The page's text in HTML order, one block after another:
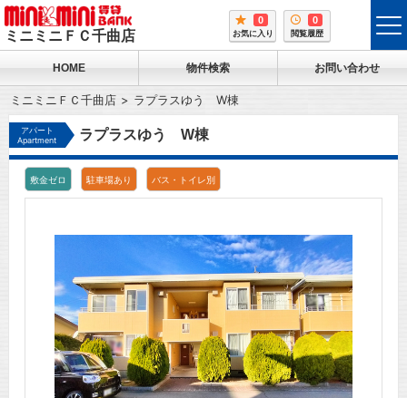
ミニミニＦＣ千曲店
0
お気に入り
0
閲覧履歴
HOME 物件検索 お問い合わせ
ミニミニＦＣ千曲店 ラプラスゆう W棟
アパート
Apartment
ラプラスゆう W棟
敷金ゼロ 駐車場あり バス・トイレ別